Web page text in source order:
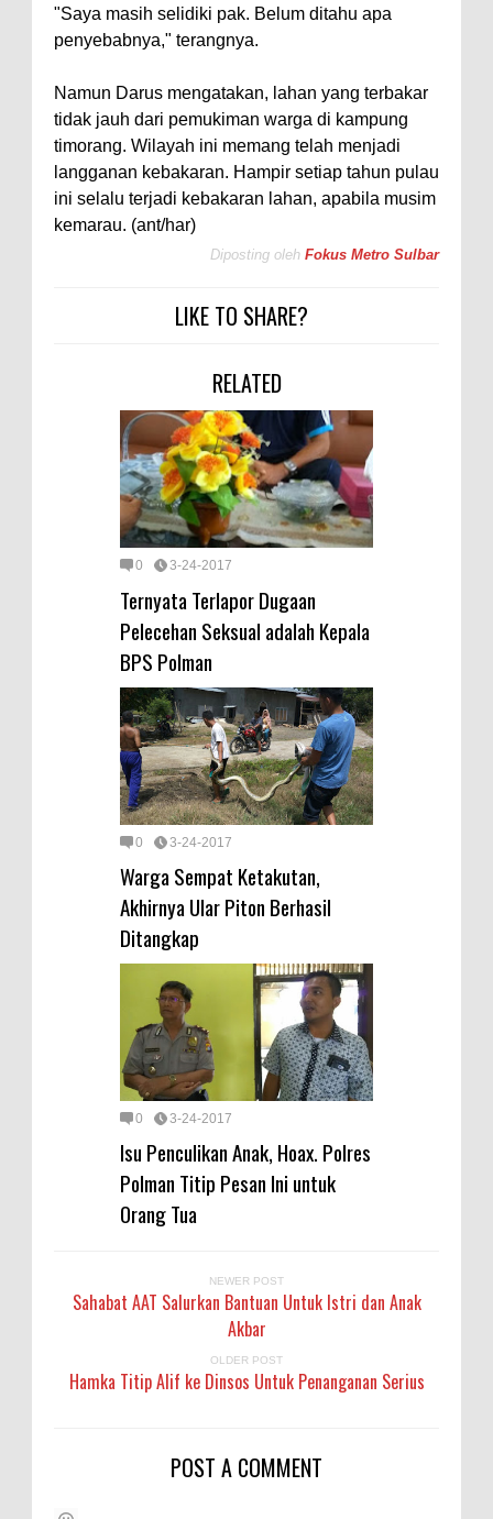
"Saya masih selidiki pak. Belum ditahu apa
penyebabnya," terangnya.
Namun Darus mengatakan, lahan yang terbakar
tidak jauh dari pemukiman warga di kampung
timorang. Wilayah ini memang telah menjadi
langganan kebakaran. Hampir setiap tahun pulau
ini selalu terjadi kebakaran lahan, apabila musim
kemarau. (ant/har)
Diposting oleh Fokus Metro Sulbar
LIKE TO SHARE?
RELATED
0 3-24-2017
Ternyata Terlapor Dugaan
Pelecehan Seksual adalah Kepala
BPS Polman
0 3-24-2017
Warga Sempat Ketakutan,
Akhirnya Ular Piton Berhasil
Ditangkap
0 3-24-2017
Isu Penculikan Anak, Hoax. Polres
Polman Titip Pesan Ini untuk
Orang Tua
NEWER POST
Sahabat AAT Salurkan Bantuan Untuk Istri dan Anak
Akbar
OLDER POST
Hamka Titip Alif ke Dinsos Untuk Penanganan Serius
POST A COMMENT